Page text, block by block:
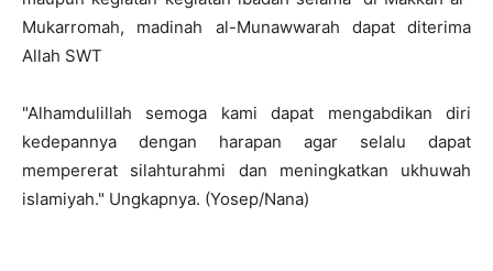
Mukarromah, madinah al-Munawwarah dapat diterima
Allah SWT
"Alhamdulillah semoga kami dapat mengabdikan diri
kedepannya dengan harapan agar selalu dapat
mempererat silahturahmi dan meningkatkan ukhuwah
islamiyah." Ungkapnya. (Yosep/Nana)